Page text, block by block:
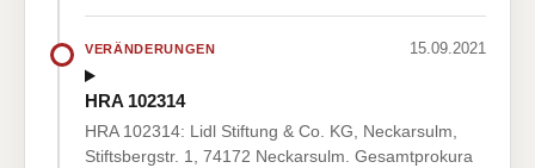
VERÄNDERUNGEN 15.09.2021
HRA 102314
HRA 102314: Lidl Stiftung & Co. KG, Neckarsulm,
Stiftsbergstr. 1, 74172 Neckarsulm. Gesamtprokura